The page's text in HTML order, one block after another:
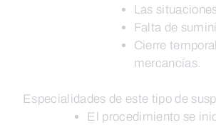
Las
Falta de
Cierre
mercancías.
Especialidades de este tipo de
El procedimiento se